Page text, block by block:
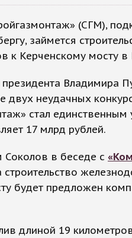
(СГМ),
займется
к Керченскому мосту в
Владимира
двух неудачных
стал единственным
17 млрд рублей.
Соколов в беседе с
строительство
будет предложен
длиной 19